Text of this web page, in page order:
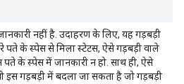
नहीं है. उदाहरण के लिए, यह गड़बड़ी
पते के स्पेस से मिला स्टेटस, ऐसे गड़बड़ी वाले
के स्पेस में जानकारी न हो. साथ ही, ऐसे
इस गड़बड़ी में बदला जा सकता है जो गड़बड़ी